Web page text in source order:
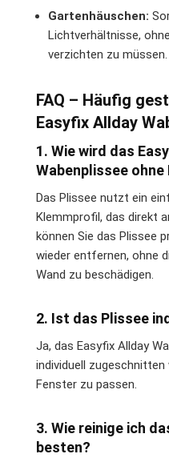
Gartenhäuschen:
Lichtverhältnisse,
verzichten zu müssen.
FAQ – Häufig
Easyfix Allday
1. Wie wird das
Wabenplissee
Das Plissee nutzt ein
Klemmprofil, das direkt
können Sie das Plissee
wieder entfernen, ohne
Wand zu beschädigen.
2. Ist das Plissee
Ja, das Easyfix Allday
individuell
Fenster zu passen.
3. Wie reinige ich
besten?